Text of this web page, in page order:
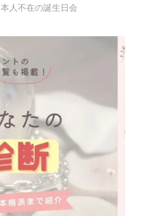
本人不在の誕生日会